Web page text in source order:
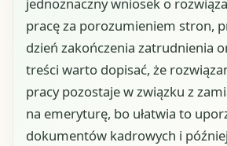
jednoznaczny wniosek o
pracę za porozumieniem stron,
dzień zakończenia zatrudnienia
treści warto dopisać, że
pracy pozostaje w związku z
na emeryturę, bo ułatwia to
dokumentów kadrowych i